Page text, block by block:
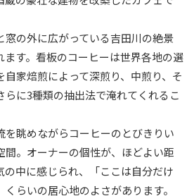
窓の外に広がっている吉田川の絶景
ます。看板のコーヒーは世界各地の選
自家焙煎によって深煎り、中煎り、そ
らに3種類の抽出法で淹れてくれるこ
を眺めながらコーヒーのとびきりい
間。オーナーの個性が、ほどよい距
の中に感じられ、「ここは自分だけ
らいの居心地のよさがあります。